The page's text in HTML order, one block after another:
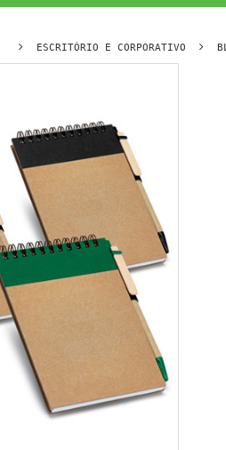
ESCRITÓRIO E CORPORATIVO